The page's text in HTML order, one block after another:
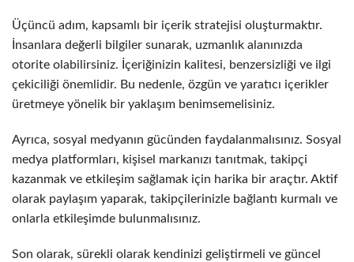
Üçüncü adım, kapsamlı bir içerik stratejisi oluşturmaktır.
İnsanlara değerli bilgiler sunarak, uzmanlık alanınızda
otorite olabilirsiniz. İçeriğinizin kalitesi, benzersizliği ve ilgi
çekiciliği önemlidir. Bu nedenle, özgün ve yaratıcı içerikler
üretmeye yönelik bir yaklaşım benimsemelisiniz.
Ayrıca, sosyal medyanın gücünden faydalanmalısınız. Sosyal
medya platformları, kişisel markanızı tanıtmak, takipçi
kazanmak ve etkileşim sağlamak için harika bir araçtır. Aktif
olarak paylaşım yaparak, takipçilerinizle bağlantı kurmalı ve
onlarla etkileşimde bulunmalısınız.
Son olarak, sürekli olarak kendinizi geliştirmeli ve güncel